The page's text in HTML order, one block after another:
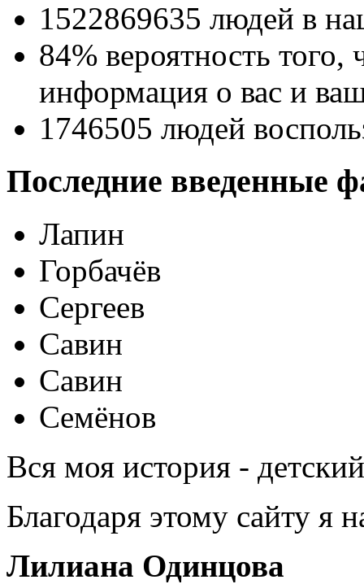
1522869635 людей в
84% вероятность того,
информация о вас и
1746505 людей
Последние введенные
Лапин
Горбачёв
Сергеев
Савин
Савин
Семёнов
Вся моя история -
Благодаря этому сайту я
Лилиана Одинцова